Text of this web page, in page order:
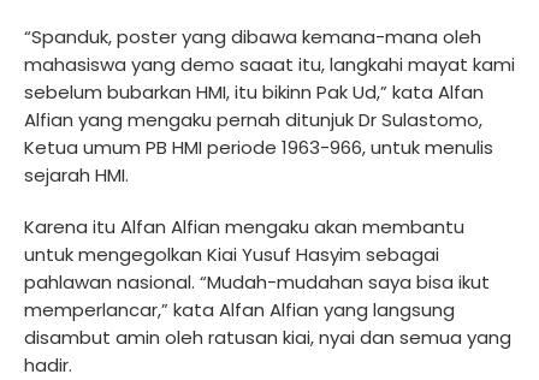
“Spanduk, poster yang dibawa kemana-mana oleh
mahasiswa yang demo saaat itu, langkahi mayat kami
sebelum bubarkan HMI, itu bikinn Pak Ud,” kata Alfan
Alfian yang mengaku pernah ditunjuk Dr Sulastomo,
Ketua umum PB HMI periode 1963-966, untuk menulis
sejarah HMI.
Karena itu Alfan Alfian mengaku akan membantu
untuk mengegolkan Kiai Yusuf Hasyim sebagai
pahlawan nasional. “Mudah-mudahan saya bisa ikut
memperlancar,” kata Alfan Alfian yang langsung
disambut amin oleh ratusan kiai, nyai dan semua yang
hadir.